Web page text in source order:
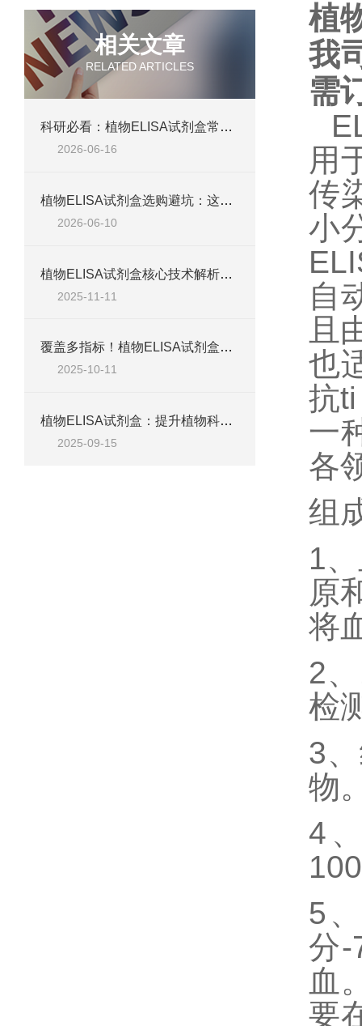
相关文章
RELATED ARTICLES
科研必看：植物ELISA试剂盒常见失败原因，这六个问题最致命
2026-06-16
植物ELISA试剂盒选购避坑：这五个参数不达标，数据全白测
2026-06-10
植物ELISA试剂盒核心技术解析：如何实现植物激素、蛋白等目标物的高特异性检测？
2025-11-11
覆盖多指标！植物ELISA试剂盒，适配脱落酸、生长素、植保素等检测需求
2025-10-11
植物ELISA试剂盒：提升植物科学研究效率的关键工具
2025-09-15
植
我
需
用
传
小
自
且
也
抗ti
一
各
组
1、
原
将
2、
检
3
物
4
5
分
血
要